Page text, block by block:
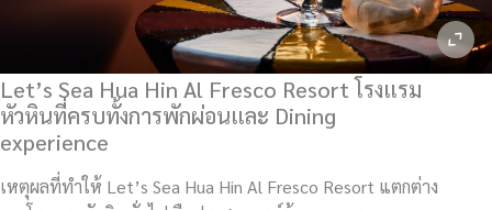
Let’s Sea Hua Hin Al Fresco Resort โรงแรม
หัวหินที่ครบทั้งการพักผ่อนและ Dining
experience
เหตุผลที่ทำให้ Let’s Sea Hua Hin Al Fresco Resort แตกต่าง